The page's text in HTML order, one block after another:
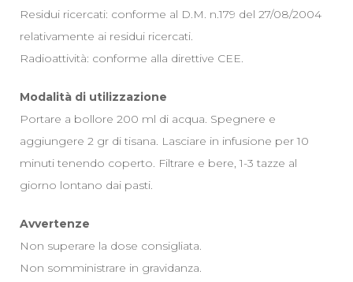
Residui ricercati: conforme al D.M. n.179 del 27/08/2004
relativamente ai residui ricercati.
Radioattività: conforme alla direttive CEE.
Modalità di utilizzazione
Portare a bollore 200 ml di acqua. Spegnere e
aggiungere 2 gr di tisana. Lasciare in infusione per 10
minuti tenendo coperto. Filtrare e bere, 1-3 tazze al
giorno lontano dai pasti.
Avvertenze
Non superare la dose consigliata.
Non somministrare in gravidanza.